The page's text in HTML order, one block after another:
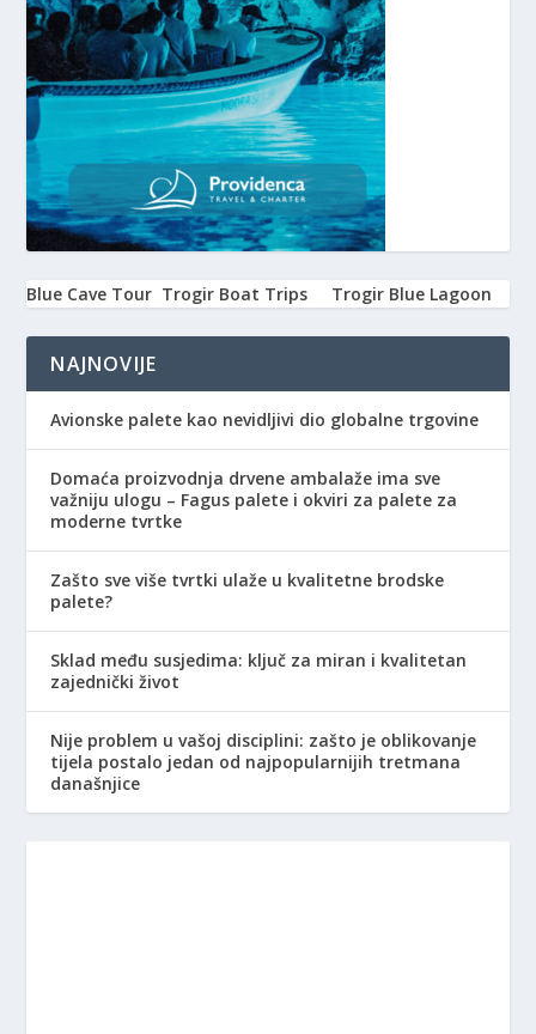
Blue Cave Tour Trogir Boat Trips Trogir Blue Lagoon
NAJNOVIJE
Avionske palete kao nevidljivi dio globalne trgovine
Domaća proizvodnja drvene ambalaže ima sve
važniju ulogu – Fagus palete i okviri za palete za
moderne tvrtke
Zašto sve više tvrtki ulaže u kvalitetne brodske
palete?
Sklad među susjedima: ključ za miran i kvalitetan
zajednički život
Nije problem u vašoj disciplini: zašto je oblikovanje
tijela postalo jedan od najpopularnijih tretmana
današnjice